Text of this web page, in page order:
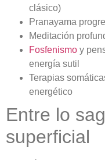
clásico)
Pranayama
Meditación
Fosfenismo y
energía sutil
Terapias
energético
Entre lo
superficial